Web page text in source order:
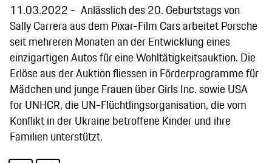
11.03.2022
Anlässlich des 20. Geburtstags von
Sally Carrera aus dem Pixar-Film Cars arbeitet Porsche
seit mehreren Monaten an der Entwicklung eines
einzigartigen Autos für eine Wohltätigkeitsauktion. Die
Erlöse aus der Auktion fliessen in Förderprogramme für
Mädchen und junge Frauen über Girls Inc. sowie USA
for UNHCR, die UN-Flüchtlingsorganisation, die vom
Konflikt in der Ukraine betroffene Kinder und ihre
Familien unterstützt.